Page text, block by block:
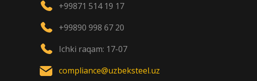
+99871 514 19 17
+99890 998 67 20
Ichki raqam: 17-07
compliance@uzbeksteel.uz